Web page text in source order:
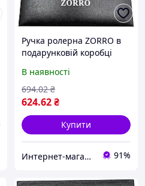
Ручка ролерна ZORRO в
подарунковій коробці
вставками) 249
В наявності
624.62₴
694.02 ₴
Купити
Интернет-магазин Восторг Онлайн - товары для различных людей! 91%